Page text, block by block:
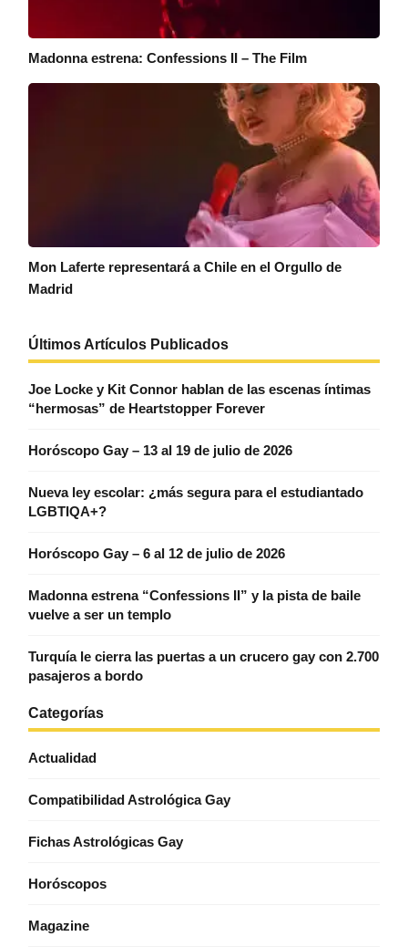
Madonna estrena: Confessions II – The Film
Mon Laferte representará a Chile en el Orgullo de
Madrid
Últimos Artículos Publicados
Joe Locke y Kit Connor hablan de las escenas íntimas
“hermosas” de Heartstopper Forever
Horóscopo Gay – 13 al 19 de julio de 2026
Nueva ley escolar: ¿más segura para el estudiantado
LGBTIQA+?
Horóscopo Gay – 6 al 12 de julio de 2026
Madonna estrena “Confessions II” y la pista de baile
vuelve a ser un templo
Turquía le cierra las puertas a un crucero gay con 2.700
pasajeros a bordo
Categorías
Actualidad
Compatibilidad Astrológica Gay
Fichas Astrológicas Gay
Horóscopos
Magazine